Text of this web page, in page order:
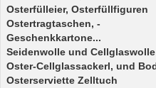
Osterfülleier, Osterfüllfiguren
Ostertragtaschen, -
Geschenkkartone...
Seidenwolle und Cellglaswolle
Oster-Cellglassackerl, und
Osterserviette Zelltuch